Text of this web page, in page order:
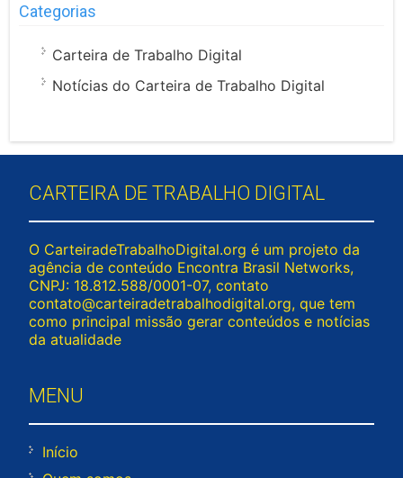
Categorias
Carteira de Trabalho Digital
Notícias do Carteira de Trabalho Digital
CARTEIRA DE TRABALHO DIGITAL
O CarteiradeTrabalhoDigital.org é um projeto da
agência de conteúdo Encontra Brasil Networks,
CNPJ: 18.812.588/0001-07, contato
contato@carteiradetrabalhodigital.org, que tem
como principal missão gerar conteúdos e notícias
da atualidade
MENU
Início